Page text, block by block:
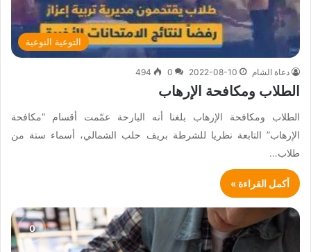
التوعية النوعية
دعاة الشام 2022-08-10
0
494
الطلاب ومكافحة الإرهاب
الطلاب ومكافحة الإرهاب بلغنا أنه البارحة عمّمت أقسام “مكافحة
الإرهاب” التابعة نظريا للشرطة بريف حلب الشمالي، أسماء ستة من
طلاب…
أكمل القراءة »